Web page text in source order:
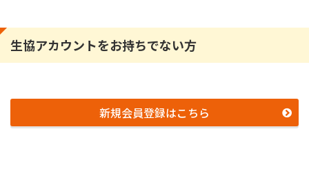
生協アカウントをお持ちでない方
新規会員登録はこちら